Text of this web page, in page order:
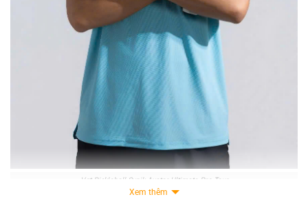
Vợt Pickleball Sypik Avatar Ultimate Pro Tour
Xem thêm